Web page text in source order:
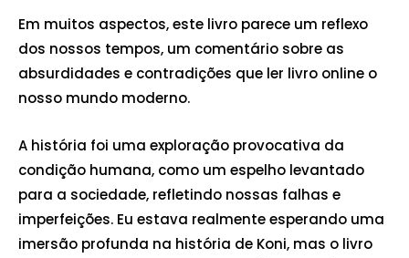
Em muitos aspectos, este livro parece um reflexo
dos nossos tempos, um comentário sobre as
absurdidades e contradições que ler livro online o
nosso mundo moderno.
A história foi uma exploração provocativa da
condição humana, como um espelho levantado
para a sociedade, refletindo nossas falhas e
imperfeições. Eu estava realmente esperando uma
imersão profunda na história de Koni, mas o livro